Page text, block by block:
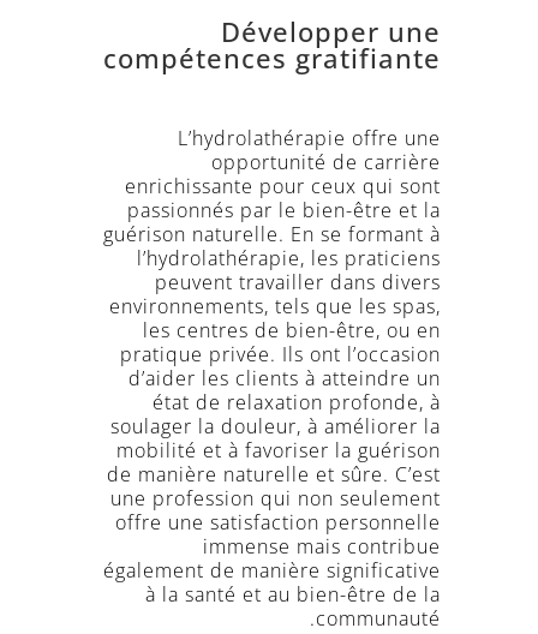
Développer une
compétences gratifiante
L’hydrolathérapie offre une
opportunité de carrière
enrichissante pour ceux qui sont
passionnés par le bien-être et la
guérison naturelle. En se formant à
l’hydrolathérapie, les praticiens
peuvent travailler dans divers
environnements, tels que les spas,
les centres de bien-être, ou en
pratique privée. Ils ont l’occasion
d’aider les clients à atteindre un
état de relaxation profonde, à
soulager la douleur, à améliorer la
mobilité et à favoriser la guérison
de manière naturelle et sûre. C’est
une profession qui non seulement
offre une satisfaction personnelle
immense mais contribue
également de manière significative
à la santé et au bien-être de la
communauté.